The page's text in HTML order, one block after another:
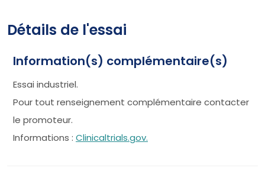
Détails de l'essai
Information(s) complémentaire(s)
Essai industriel.
Pour tout renseignement complémentaire contacter
le promoteur.
Informations : Clinicaltrials.gov.